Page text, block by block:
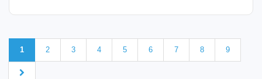
1 2 3 4 5 6 7 8 9